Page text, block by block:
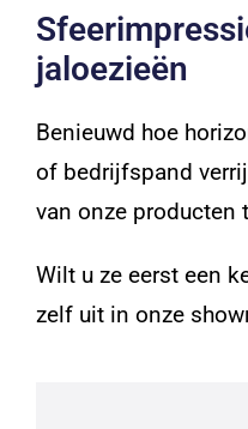
jaloezieën
Benieuwd hoe
of bedrijfspand
van onze producten
Wilt u ze eerst een
zelf uit in onze